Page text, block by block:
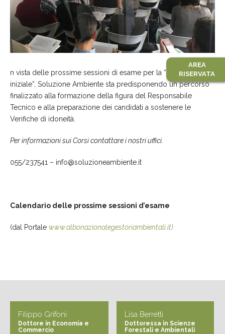
AREA
RISERVATA
n vista delle prossime sessioni di esame per la “verifica
iniziale”, Soluzione Ambiente sta predisponendo un percorso
finalizzato alla formazione della figura del Responsabile
Tecnico e alla preparazione dei candidati a sostenere le
Verifiche di idoneità.
Per informazioni sui Corsi contattare i nostri uffici.
055/237541 – info@soluzioneambiente.it
Calendario delle prossime sessioni d’esame
(dal Portale www.albonazionalegestoriambientali.it)
Filippo Grifoni
Dottore in Economia e
Commercio
Lisa Berretti
Dottoressa in Scienze
Forestali e Ambientali